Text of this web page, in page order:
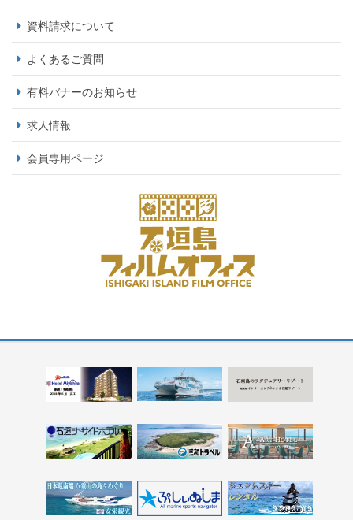
資料請求について
よくあるご質問
有料バナーのお知らせ
求人情報
会員専用ページ